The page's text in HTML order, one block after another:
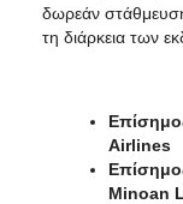
δωρεάν
τη διάρκεια των
Airlines
Minoan